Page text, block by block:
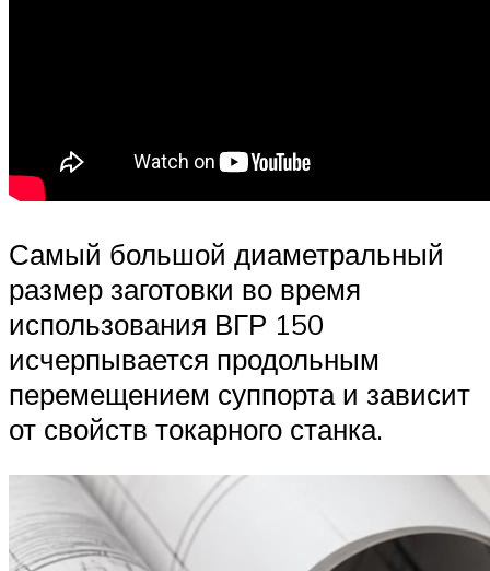
Самый большой диаметральный
размер заготовки во время
использования ВГР 150
исчерпывается продольным
перемещением суппорта и зависит
от свойств токарного станка.